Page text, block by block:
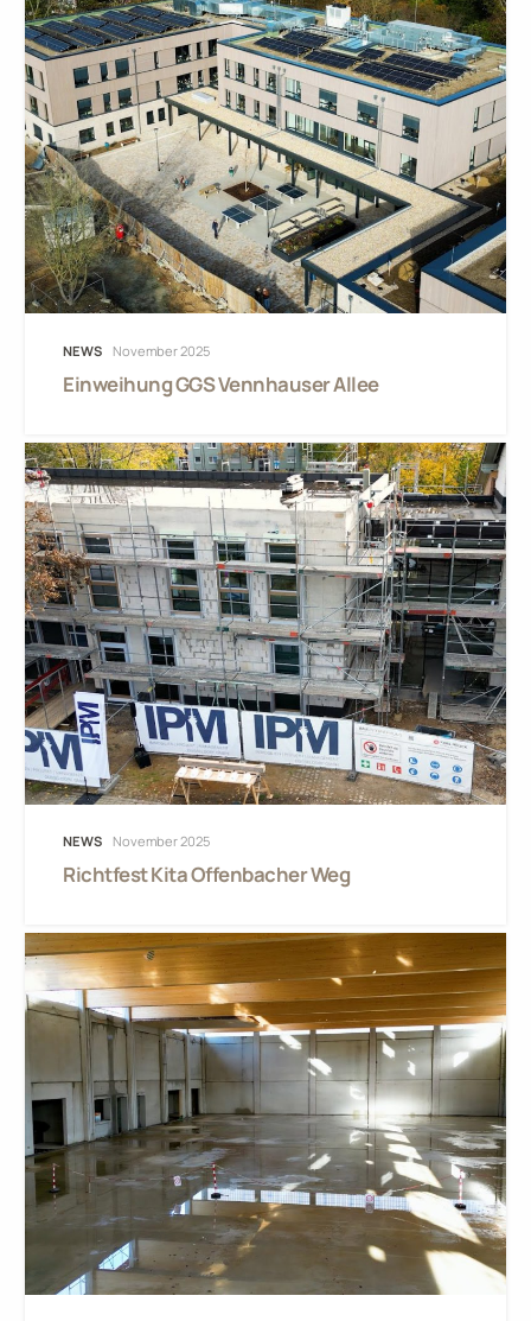
NEWS November 2025
Einweihung GGS Vennhauser Allee
NEWS November 2025
Richtfest Kita Offenbacher Weg